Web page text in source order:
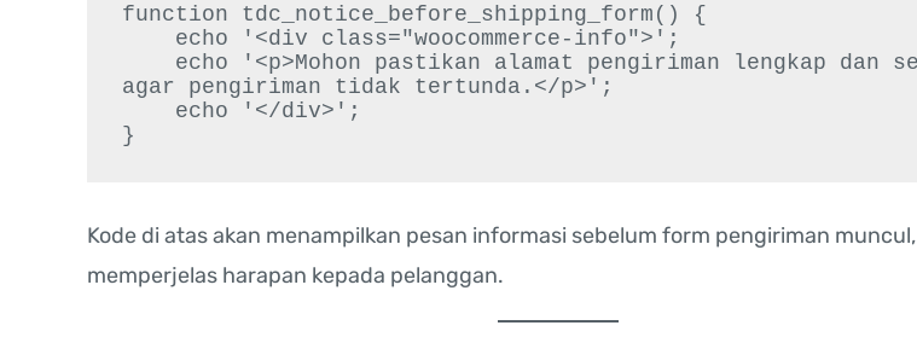
function tdc_notice_before_shipping_form() {
agar pengiriman tidak tertunda.</p>';
Kode di atas akan menampilkan pesan informasi sebelum form pengiriman muncul,
memperjelas harapan kepada pelanggan.